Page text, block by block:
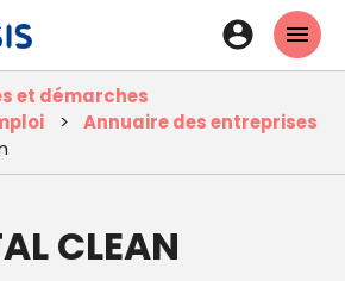
contenu
principal
En-
tête
-
et démarches
Annuaire des entreprises
CLEAN